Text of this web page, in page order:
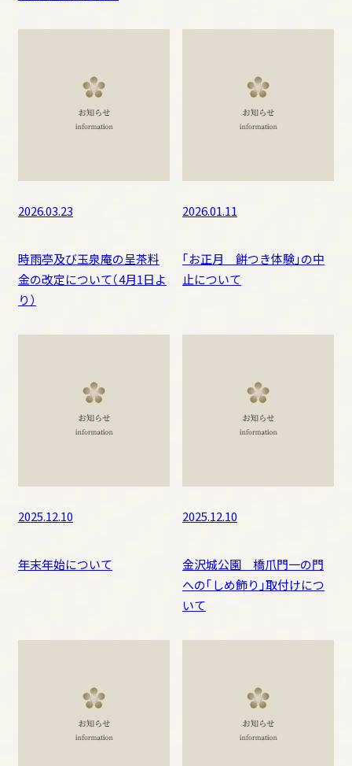
河北門
金沢城の調査研究
2026.03.23
時雨亭及び玉泉庵の呈茶料
金の改定について（4月1日よ
り）
2026.01.11
「お正月 餅つき体験」の中
止について
2025.12.10
年末年始について
2025.12.10
金沢城公園 橋爪門一の門
への「しめ飾り」取付けにつ
いて